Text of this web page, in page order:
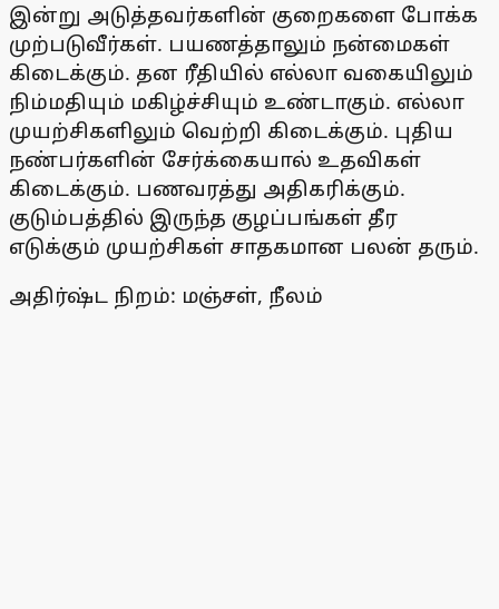
இன்று அடுத்தவர்களின் குறைகளை போக்க
முற்படுவீர்கள். பயணத்தாலும் நன்மைகள்
கிடைக்கும். தன ரீதியில் எல்லா வகையிலும்
நிம்மதியும் மகிழ்ச்சியும் உண்டாகும். எல்லா
முயற்சிகளிலும் வெற்றி கிடைக்கும். புதிய
நண்பர்களின் சேர்க்கையால் உதவிகள்
கிடைக்கும். பணவரத்து அதிகரிக்கும்.
குடும்பத்தில் இருந்த குழப்பங்கள் தீர
எடுக்கும் முயற்சிகள் சாதகமான பலன் தரும்.
அதிர்ஷ்ட நிறம்: மஞ்சள், நீலம்